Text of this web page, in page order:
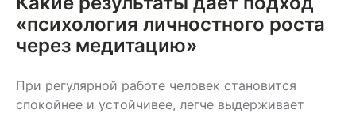
«психология личностного роста
через медитацию»
При регулярной работе человек становится
спокойнее и устойчивее, легче выдерживает